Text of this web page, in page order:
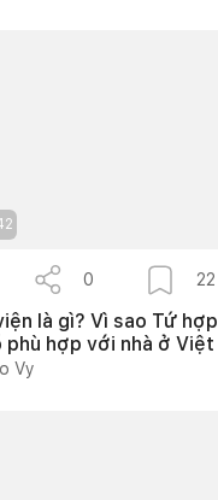
0 22
là gì? Vì sao Tứ
phù hợp với nhà ở Việt
Vy